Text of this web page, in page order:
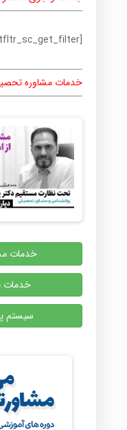
[prdctfltr_sc_get_filter]
خدمات مشاوره
خدمات
خدمات
سیستم